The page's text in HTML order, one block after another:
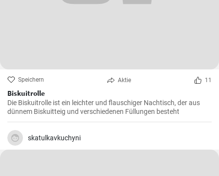
Speichern Aktie 11
Biskuitrolle
Die Biskuitrolle ist ein leichter und flauschiger Nachtisch, der aus
dünnem Biskuitteig und verschiedenen Füllungen besteht
skatulkavkuchyni